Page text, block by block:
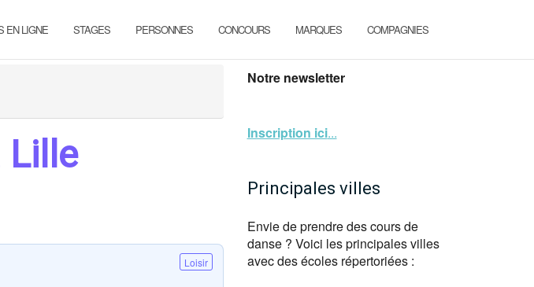
EN LIGNE STAGES PERSONNES CONCOURS MARQUES COMPAGNIES
Lille
Loisir
Notre newsletter
Inscription ici...
Principales villes
Envie de prendre des cours de
danse ? Voici les principales villes
avec des écoles répertoriées :